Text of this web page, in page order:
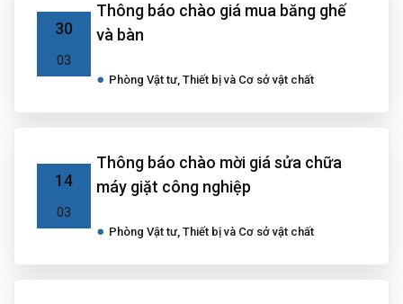
30
03
Thông báo chào giá mua băng ghế
và bàn
Phòng Vật tư, Thiết bị và Cơ sở vật chất
14
03
Thông báo chào mời giá sửa chữa
máy giặt công nghiệp
Phòng Vật tư, Thiết bị và Cơ sở vật chất